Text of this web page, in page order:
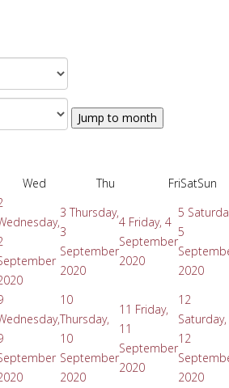
Jump to month
Wed Thu FriSatSun
3 Thursday,
3
September
2020
4 Friday, 4
September
2020
5
5
2020
10
Thursday,
10
September
2020
11 Friday,
11
September
2020
12
Saturday,
12
2020